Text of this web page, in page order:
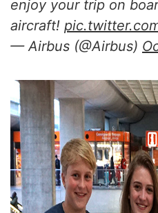
enjoy your trip on
aircraft!
— Airbus (@Airbus)